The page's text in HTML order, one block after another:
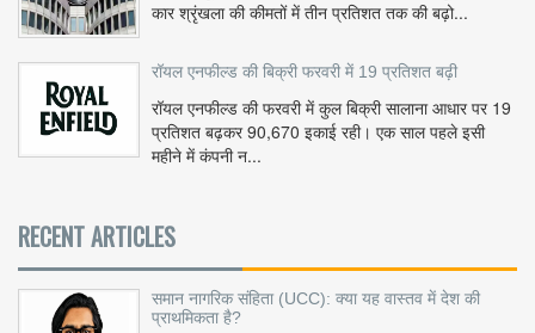
कार श्रृंखला की कीमतों में तीन प्रतिशत तक की बढ़ो...
रॉयल एनफील्ड की बिक्री फरवरी में 19 प्रतिशत बढ़ी
रॉयल एनफील्ड की फरवरी में कुल बिक्री सालाना आधार पर 19
प्रतिशत बढ़कर 90,670 इकाई रही। एक साल पहले इसी
महीने में कंपनी न...
RECENT ARTICLES
समान नागरिक संहिता (UCC): क्या यह वास्तव में देश की
प्राथमिकता है?